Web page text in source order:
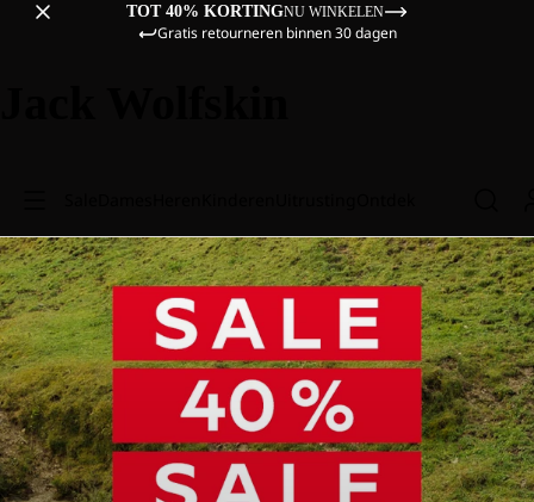
TOT 40% KORTINGNU WINKELEN
Gratis retourneren binnen 30 dagen